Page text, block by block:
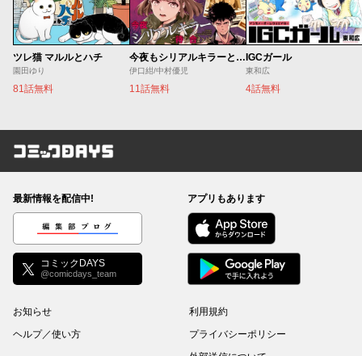
ツレ猫 マルルとハチ
園田ゆり
81話無料
今夜もシリアルキラーと待ち合わせ
伊口紺/中村優児
11話無料
IGCガール
東和広
4話無料
コミックDAYS
最新情報を配信中!
編集部ブログ
コミックDAYS
@comicdays_team
アプリもあります
お知らせ
ヘルプ／使い方
利用規約
プライバシーポリシー